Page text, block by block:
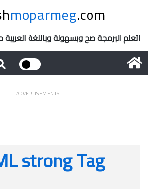
moparmeg.com
اتعلم البرمجة صح وبسهولة وباللغة
ADVERTISEMENTS
strong Tag